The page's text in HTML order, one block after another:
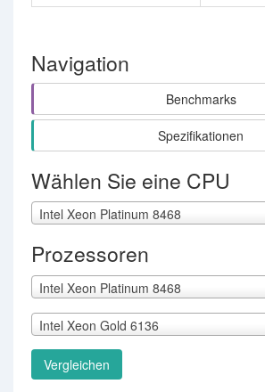
Navigation
Benchmarks
Spezifikationen
Wählen Sie eine CPU
Intel Xeon Platinum 8468
Prozessoren
Intel Xeon Platinum 8468
Intel Xeon Gold 6136
Vergleichen